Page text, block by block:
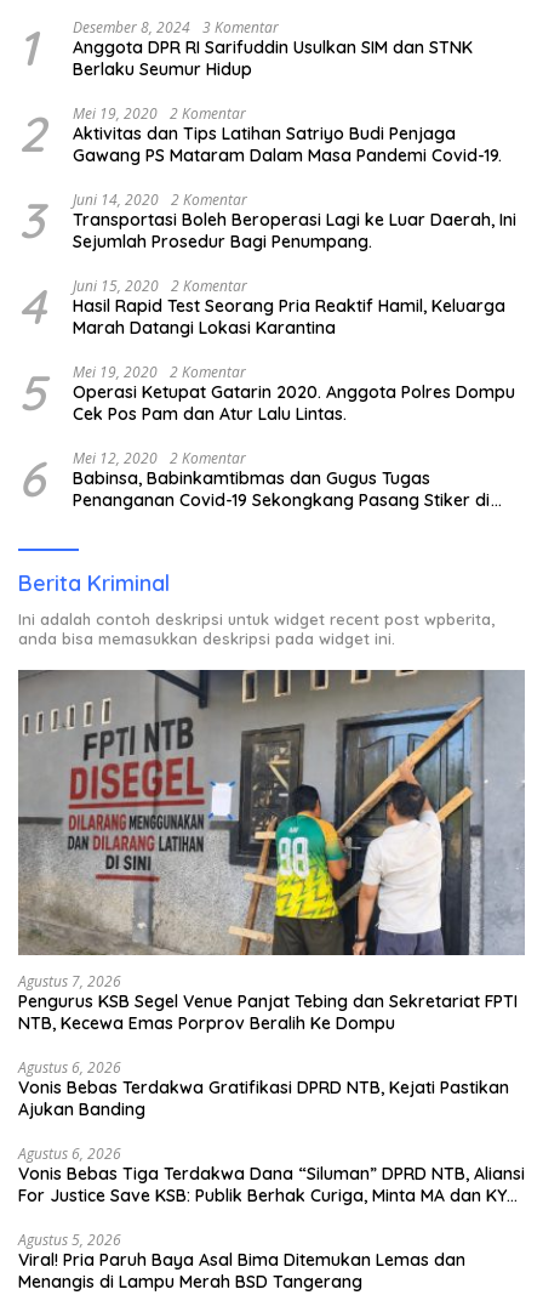
1 Desember 8, 2024 3 Komentar
Anggota DPR RI Sarifuddin Usulkan SIM dan STNK
Berlaku Seumur Hidup
2 Mei 19, 2020 2 Komentar
Aktivitas dan Tips Latihan Satriyo Budi Penjaga
Gawang PS Mataram Dalam Masa Pandemi Covid-19.
3 Juni 14, 2020 2 Komentar
Transportasi Boleh Beroperasi Lagi ke Luar Daerah, Ini
Sejumlah Prosedur Bagi Penumpang.
4 Juni 15, 2020 2 Komentar
Hasil Rapid Test Seorang Pria Reaktif Hamil, Keluarga
Marah Datangi Lokasi Karantina
5 Mei 19, 2020 2 Komentar
Operasi Ketupat Gatarin 2020. Anggota Polres Dompu
Cek Pos Pam dan Atur Lalu Lintas.
6 Mei 12, 2020 2 Komentar
Babinsa, Babinkamtibmas dan Gugus Tugas
Penanganan Covid-19 Sekongkang Pasang Stiker di
Berita Kriminal
Ini adalah contoh deskripsi untuk widget recent post wpberita,
anda bisa memasukkan deskripsi pada widget ini.
Agustus 7, 2026
Pengurus KSB Segel Venue Panjat Tebing dan Sekretariat FPTI
NTB, Kecewa Emas Porprov Beralih Ke Dompu
Agustus 6, 2026
Vonis Bebas Terdakwa Gratifikasi DPRD NTB, Kejati Pastikan
Ajukan Banding
Agustus 6, 2026
Vonis Bebas Tiga Terdakwa Dana “Siluman” DPRD NTB, Aliansi
For Justice Save KSB: Publik Berhak Curiga, Minta MA dan KY
Agustus 5, 2026
Viral! Pria Paruh Baya Asal Bima Ditemukan Lemas dan
Menangis di Lampu Merah BSD Tangerang